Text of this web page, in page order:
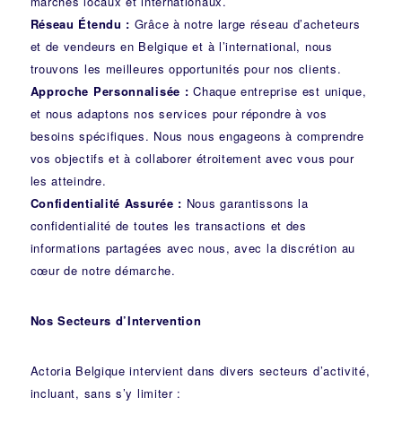
Réseau Étendu : Grâce à notre large réseau d’acheteurs
et de vendeurs en Belgique et à l’international, nous
trouvons les meilleures opportunités pour nos clients.
Approche Personnalisée : Chaque entreprise est unique,
et nous adaptons nos services pour répondre à vos
besoins spécifiques. Nous nous engageons à comprendre
vos objectifs et à collaborer étroitement avec vous pour
les atteindre.
Confidentialité Assurée : Nous garantissons la
confidentialité de toutes les transactions et des
informations partagées avec nous, avec la discrétion au
cœur de notre démarche.
Nos Secteurs d’Intervention
Actoria Belgique intervient dans divers secteurs d’activité,
incluant, sans s’y limiter :